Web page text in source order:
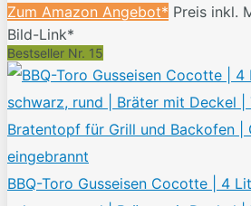
Zum Amazon Angebot* Preis inkl.
Bild-Link*
Bestseller Nr. 15
BBQ-Toro Gusseisen Cocotte | 4